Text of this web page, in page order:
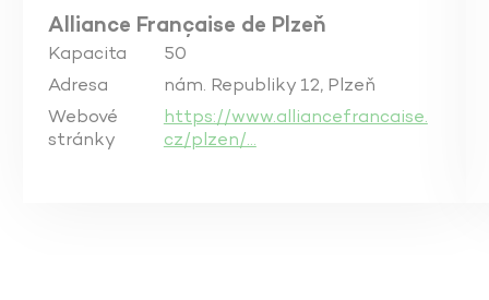
Alliance Française de Plzeň
Kapacita
50
Adresa
nám. Republiky 12, Plzeň
Webové
stránky
https://www.alliancefrancaise.
cz/plzen/…